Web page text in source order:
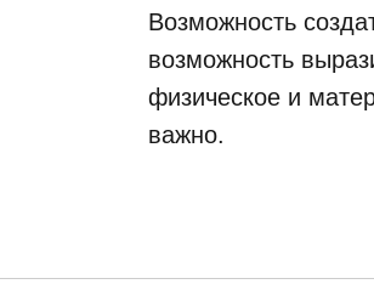
Возможность
возможность
физическое и
важно.